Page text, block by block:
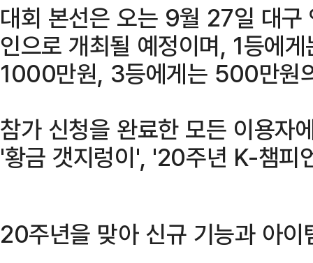
대회 본선은 오는 9월 27일 대
인으로 개최될 예정이며, 1등에
1000만원, 3등에게는 500만원
참가 신청을 완료한 모든 이용자
'황금 갯지렁이', '20주년 K-챔피
20주년을 맞아 신규 기능과 아이